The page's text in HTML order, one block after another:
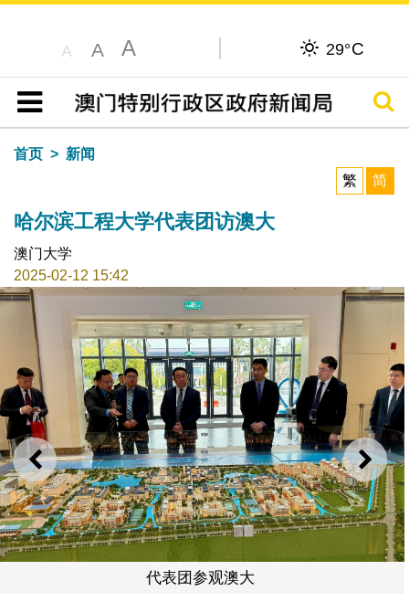
A A A 29°C
目录
搜寻
首页
新闻
繁
简
哈尔滨工程大学代表团访澳大
澳门大学
2025-02-12 15:42
上一则 下一
代表团参观澳大